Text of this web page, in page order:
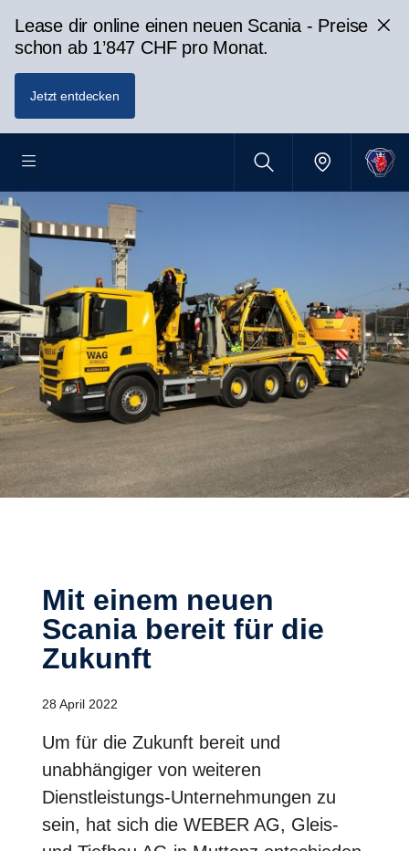
Lease dir online einen neuen Scania - Preise
schon ab 1’847 CHF pro Monat.
Jetzt entdecken
Mit einem neuen
Scania bereit für die
Zukunft
28 April 2022
Um für die Zukunft bereit und
unabhängiger von weiteren
Dienstleistungs-Unternehmungen zu
sein, hat sich die WEBER AG, Gleis-